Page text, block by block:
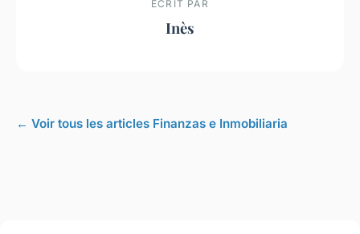
ECRIT PAR
Inès
← Voir tous les articles Finanzas e Inmobiliaria